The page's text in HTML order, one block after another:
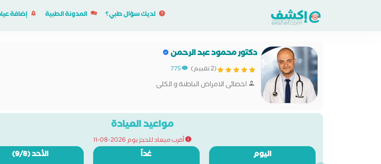
لديك سؤال طبي؟ المدونة الطبية إضافة
دكتور محمود عبد الرحمن
(2 تقييم) 775
اخصائى الامراض الباطنة و الكلى
مواعيد العيادة
أقرب ميعاد للحجز يوم 2026-08-11
اليوم غداً الأحد(9/8)